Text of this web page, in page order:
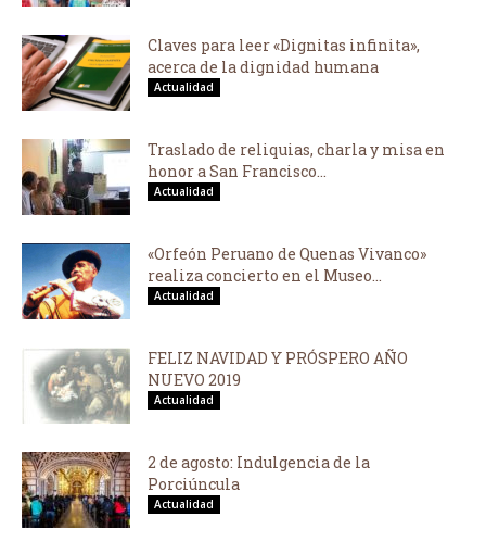
Claves para leer «Dignitas infinita»,
acerca de la dignidad humana
Actualidad
Traslado de reliquias, charla y misa en
honor a San Francisco...
Actualidad
«Orfeón Peruano de Quenas Vivanco»
realiza concierto en el Museo...
Actualidad
FELIZ NAVIDAD Y PRÓSPERO AÑO
NUEVO 2019
Actualidad
2 de agosto: Indulgencia de la
Porciúncula
Actualidad